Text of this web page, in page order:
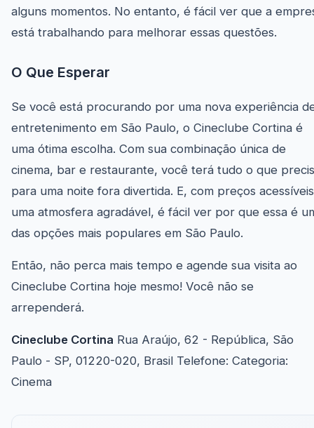
alguns momentos. No entanto, é fácil ver que a
está trabalhando para melhorar essas questões.
O Que Esperar
Se você está procurando por uma nova experiência
entretenimento em São Paulo, o Cineclube Cortina é
uma ótima escolha. Com sua combinação única de
cinema, bar e restaurante, você terá tudo o que
para uma noite fora divertida. E, com preços
uma atmosfera agradável, é fácil ver por que essa é
das opções mais populares em São Paulo.
Então, não perca mais tempo e agende sua visita ao
Cineclube Cortina hoje mesmo! Você não se
arrependerá.
Cineclube Cortina Rua Araújo, 62 - República, São
Paulo - SP, 01220-020, Brasil Telefone: Categoria:
Cinema